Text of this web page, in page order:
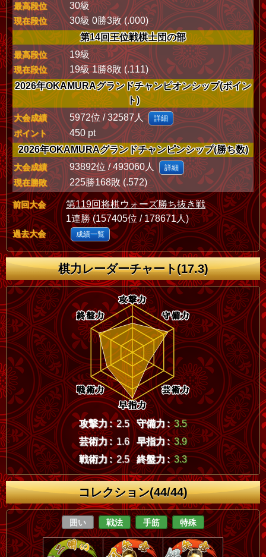
最高段位 30級
現在段位
30級 0勝3敗 (.000)
第14回王位戦棋士団の部
最高段位 19級
現在段位
19級 1勝8敗 (.111)
2026年OKAMURAグランドチャンピオンシップ(ポイン
ト)
大会成績 5972位 / 32587人 詳細
ポイント
450 pt
2026年OKAMURAグランドチャンピンシップ(勝ち数)
大会成績 93892位 / 493060人 詳細
現在勝敗 225勝168敗 (.572)
前回大会
第119回将棋ウォーズ勝ち抜き戦
1連勝 (157405位 / 178671人)
過去大会 成績一覧
棋力レーダーチャート(17.3)
攻撃力 : 2.5 守備力 : 3.5
芸術力 : 1.6 早指力 : 3.9
戦術力 : 2.5 終盤力 : 3.3
コレクション(44/44)
囲い 戦法 手筋 特殊